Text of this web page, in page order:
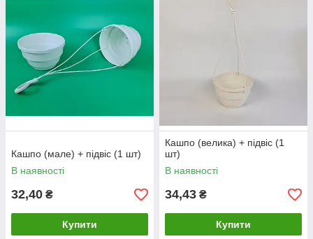
Кашпо (мале) + підвіс (1 шт)
В наявності
32,40 ₴
Купити
Кашпо (велика) + підвіс (1
шт)
В наявності
34,43 ₴
Купити